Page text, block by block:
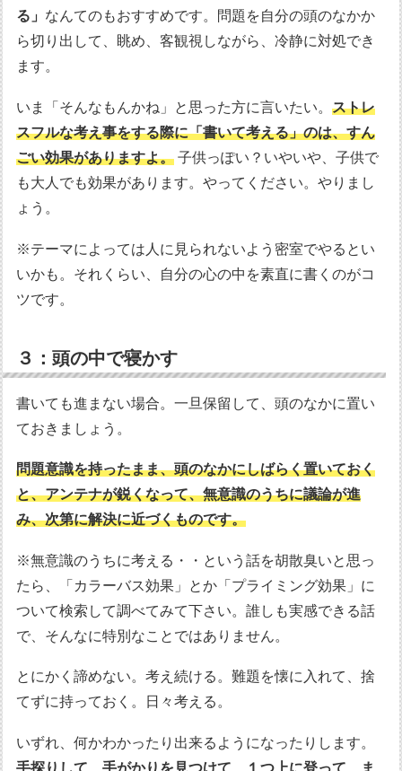
る」 なんてのもおすすめです。問題を自分の頭のなかか
ら切り出して、眺め、客観視しながら、冷静に対処でき
ます。
いま「そんなもんかね」と思った方に言いたい。ストレ
スフルな考え事をする際に「書いて考える」のは、すん
ごい効果がありますよ。 子供っぽい？いやいや、子供で
も大人でも効果があります。やってください。やりまし
ょう。
※テーマによっては人に見られないよう密室でやるとい
いかも。それくらい、自分の心の中を素直に書くのがコ
ツです。
３：頭の中で寝かす
書いても進まない場合。一旦保留して、頭のなかに置い
ておきましょう。
問題意識を持ったまま、頭のなかにしばらく置いておく
と、アンテナが鋭くなって、無意識のうちに議論が進
み、次第に解決に近づくものです。
※無意識のうちに考える・・という話を胡散臭いと思っ
たら、「カラーバス効果」とか「プライミング効果」に
ついて検索して調べてみて下さい。誰しも実感できる話
で、そんなに特別なことではありません。
とにかく諦めない。考え続ける。難題を懐に入れて、捨
てずに持っておく。日々考える。
いずれ、何かわかったり出来るようになったりします。
手探りして、手がかりを見つけて、１つ上に登って、ま